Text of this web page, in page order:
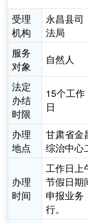
受理
机构
永昌县司
法局
服务
对象
自然人
法定
办结
时限
15个工作
日
办理
地点
甘肃省金
综治中心
办理
时间
工作日上
节假日期
申报业务
行。